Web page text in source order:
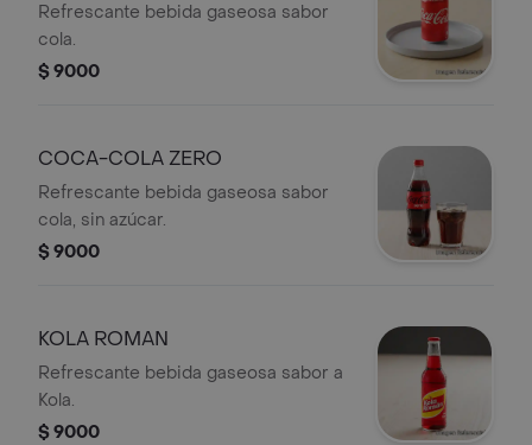
Refrescante bebida gaseosa sabor
cola.
$ 9000
COCA-COLA ZERO
Refrescante bebida gaseosa sabor
cola, sin azúcar.
$ 9000
KOLA ROMAN
Refrescante bebida gaseosa sabor a
Kola.
$ 9000